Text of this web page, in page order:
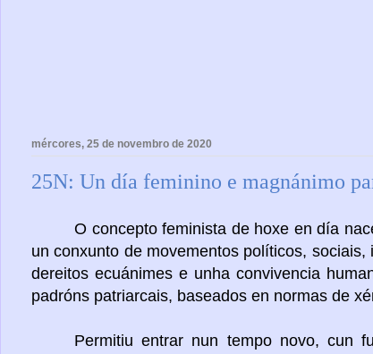
mércores, 25 de novembro de 2020
25N: Un día feminino e magnánimo
O concepto feminista de hoxe en día
un conxunto de movementos políticos,
dereitos ecuánimes e unha convivencia
padróns patriarcais, baseados en normas de
Permitiu entrar nun tempo novo, cun